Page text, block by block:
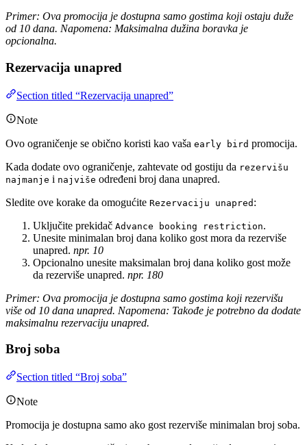
Primer: Ova promocija je dostupna samo gostima koji ostaju duže
od 10 dana. Napomena: Maksimalna dužina boravka je
opcionalna.
Rezervacija unapred
Section titled “Rezervacija unapred”
Note
Ovo ograničenje se obično koristi kao vaša early bird promocija.
Kada dodate ovo ograničenje, zahtevate od gostiju da rezervišu
najmanje i najviše određeni broj dana unapred.
Sledite ove korake da omogućite Rezervaciju unapred :
Uključite prekidač Advance booking restriction.
Unesite minimalan broj dana koliko gost mora da rezerviše
unapred. npr. 10
Opcionalno unesite maksimalan broj dana koliko gost može
da rezerviše unapred. npr. 180
Primer: Ova promocija je dostupna samo gostima koji rezervišu
više od 10 dana unapred. Napomena: Takođe je potrebno da dodate
maksimalnu rezervaciju unapred.
Broj soba
Section titled “Broj soba”
Note
Promocija je dostupna samo ako gost rezerviše minimalan broj soba.